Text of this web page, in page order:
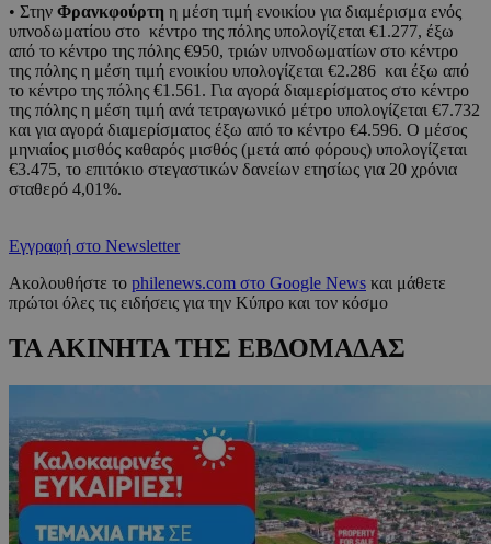
• Στην Φρανκφούρτη η μέση τιμή ενοικίου για διαμέρισμα ενός
υπνοδωματίου στο κέντρο της πόλης υπολογίζεται €1.277, έξω
από το κέντρο της πόλης €950, τριών υπνοδωματίων στο κέντρο
της πόλης η μέση τιμή ενοικίου υπολογίζεται €2.286 και έξω από
το κέντρο της πόλης €1.561. Για αγορά διαμερίσματος στο κέντρο
της πόλης η μέση τιμή ανά τετραγωνικό μέτρο υπολογίζεται €7.732
και για αγορά διαμερίσματος έξω από το κέντρο €4.596. Ο μέσος
μηνιαίος μισθός καθαρός μισθός (μετά από φόρους) υπολογίζεται
€3.475, το επιτόκιο στεγαστικών δανείων ετησίως για 20 χρόνια
σταθερό 4,01%.
Εγγραφή στο Newsletter
Ακολουθήστε το philenews.com στο Google News και μάθετε
πρώτοι όλες τις ειδήσεις για την Κύπρο και τον κόσμο
ΤΑ ΑΚΙΝΗΤΑ ΤΗΣ ΕΒΔΟΜΑΔΑΣ